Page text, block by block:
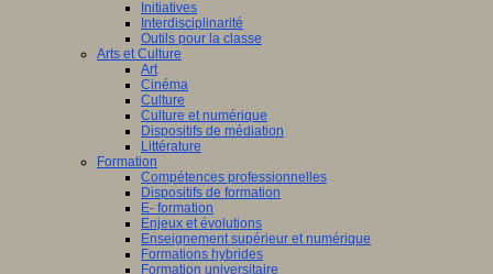
Initiatives
Interdisciplinarité
Outils pour la classe
Arts et Culture
Art
Cinéma
Culture
Culture et numérique
Dispositifs de médiation
Littérature
Formation
Compétences professionnelles
Dispositifs de formation
E- formation
Enjeux et évolutions
Enseignement supérieur et numérique
Formations hybrides
Formation universitaire